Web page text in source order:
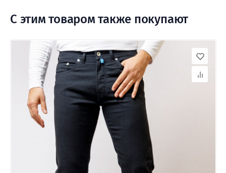
С этим товаром также покупают